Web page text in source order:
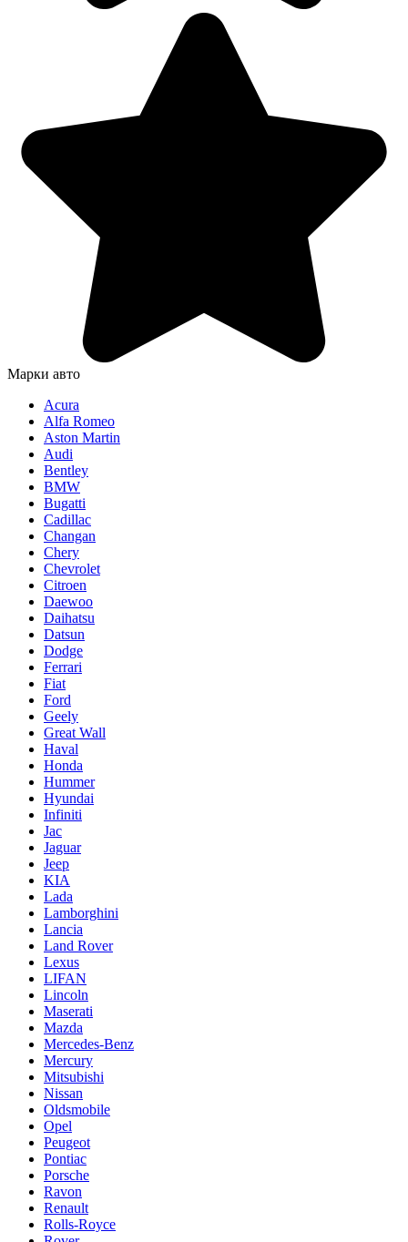
Марки авто
Acura
Alfa Romeo
Aston Martin
Audi
Bentley
BMW
Bugatti
Cadillac
Changan
Chery
Chevrolet
Citroen
Daewoo
Daihatsu
Datsun
Dodge
Ferrari
Fiat
Ford
Geely
Great Wall
Haval
Honda
Hummer
Hyundai
Infiniti
Jac
Jaguar
Jeep
KIA
Lada
Lamborghini
Lancia
Land Rover
Lexus
LIFAN
Lincoln
Maserati
Mazda
Mercedes-Benz
Mercury
Mitsubishi
Nissan
Oldsmobile
Opel
Peugeot
Pontiac
Porsche
Ravon
Renault
Rolls-Royce